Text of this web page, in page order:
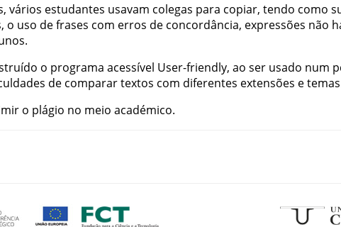
, vários estudantes usavam colegas para copiar, tendo como
, o uso defrases com erros de concordância, expressões não
.
o programa acessível User-friendly, ao ser usado num
de comparartextos com diferentes extensões etemas
o plágio no meio académico.